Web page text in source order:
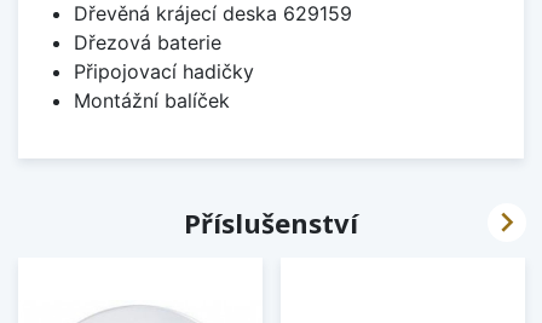
Dřevěná krájecí deska 629159
Dřezová baterie
Připojovací hadičky
Montážní balíček
Příslušenství 